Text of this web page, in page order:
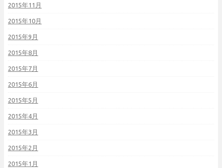
2015年11月
2015年10月
2015年9月
2015年8月
2015年7月
2015年6月
2015年5月
2015年4月
2015年3月
2015年2月
2015年1月